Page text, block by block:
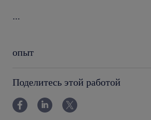
...
опыт
Поделитесь этой работой